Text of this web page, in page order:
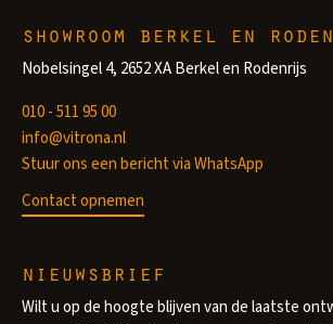
showroom berkel en
Nobelsingel 4, 2652 XA Berkel en Rodenrijs
010 - 511 95 00
info@vitrona.nl
Stuur ons een bericht via WhatsApp
Contact opnemen
nieuwsbrief
Wilt u op de hoogte blijven van de laatste